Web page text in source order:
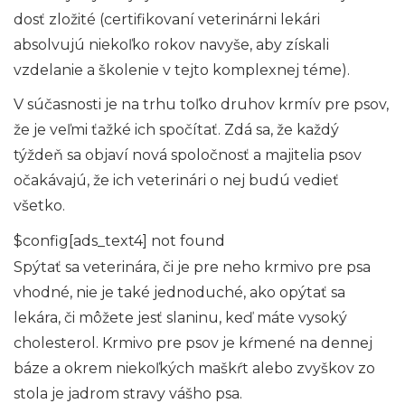
dosť zložité (certifikovaní veterinárni lekári
absolvujú niekoľko rokov navyše, aby získali
vzdelanie a školenie v tejto komplexnej téme).
V súčasnosti je na trhu toľko druhov krmív pre psov,
že je veľmi ťažké ich spočítať. Zdá sa, že každý
týždeň sa objaví nová spoločnosť a majitelia psov
očakávajú, že ich veterinári o nej budú vedieť
všetko.
$config[ads_text4] not found
Spýtať sa veterinára, či je pre neho krmivo pre psa
vhodné, nie je také jednoduché, ako opýtať sa
lekára, či môžete jesť slaninu, keď máte vysoký
cholesterol. Krmivo pre psov je kŕmené na dennej
báze a okrem niekoľkých maškŕt alebo zvyškov zo
stola je jadrom stravy vášho psa.